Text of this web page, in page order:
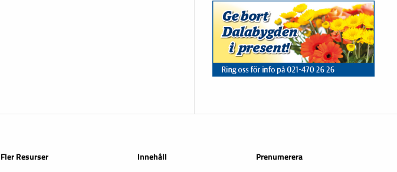
Fler Resurser Innehåll Prenumerera